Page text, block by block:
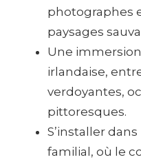
photographes
paysages
Une
irlandaise,
verdoyantes,
pittoresques.
S’installer dans
familial, où le